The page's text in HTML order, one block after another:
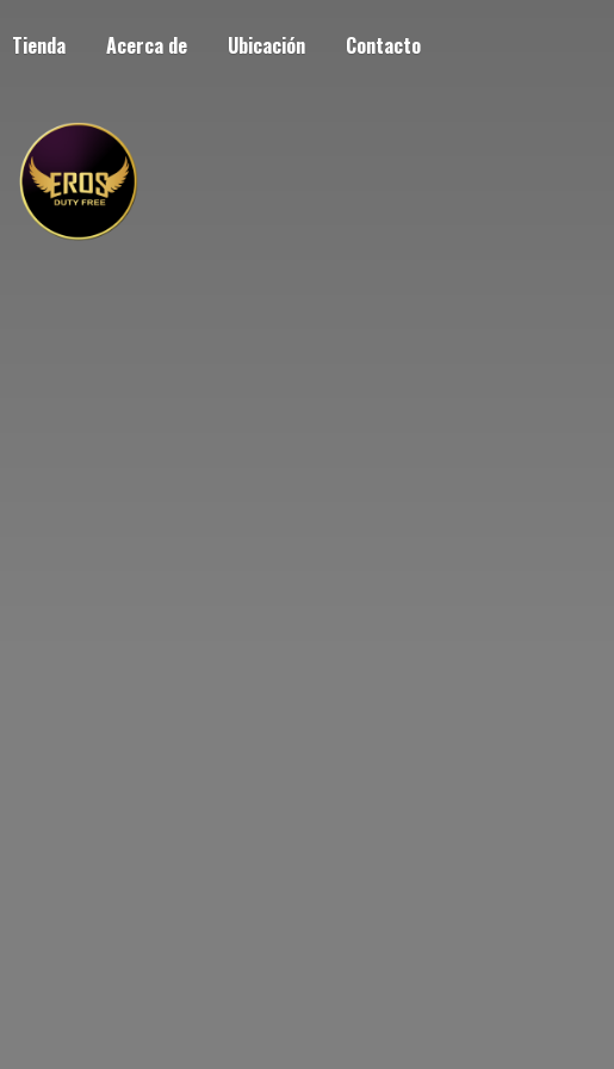
Tienda Acerca de Ubicación Contacto